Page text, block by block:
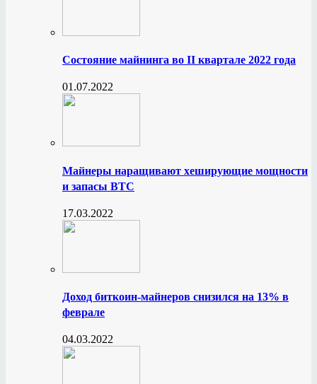
Состояние майнинга во II квартале 2022 года
01.07.2022
Майнеры наращивают хеширующие мощности
и запасы BTC
17.03.2022
Доход биткоин-майнеров снизился на 13% в
феврале
04.03.2022